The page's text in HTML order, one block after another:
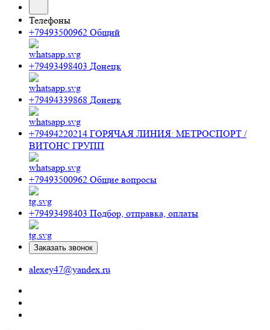
Телефоны
+79493500962 Общий
+79493498403 Донецк
+79494339868 Донецк
+79494220214 ГОРЯЧАЯ ЛИНИЯ: МЕТРОСПОРТ /
ВИТОНС ГРУПП
+79493500962 Общие вопросы
+79493498403 Подбор, отправка, оплаты
Заказать звонок
alexey47@yandex.ru